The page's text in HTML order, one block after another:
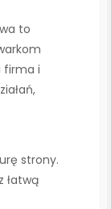
to
firma i
strony.
łatwą